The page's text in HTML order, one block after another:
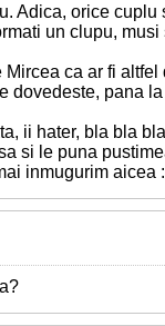
Adica, orice cuplu
un clupu,
ca ar fi altfel
dovedeste, pana
ii hater, bla bla
si le puna
inmugurim aicea